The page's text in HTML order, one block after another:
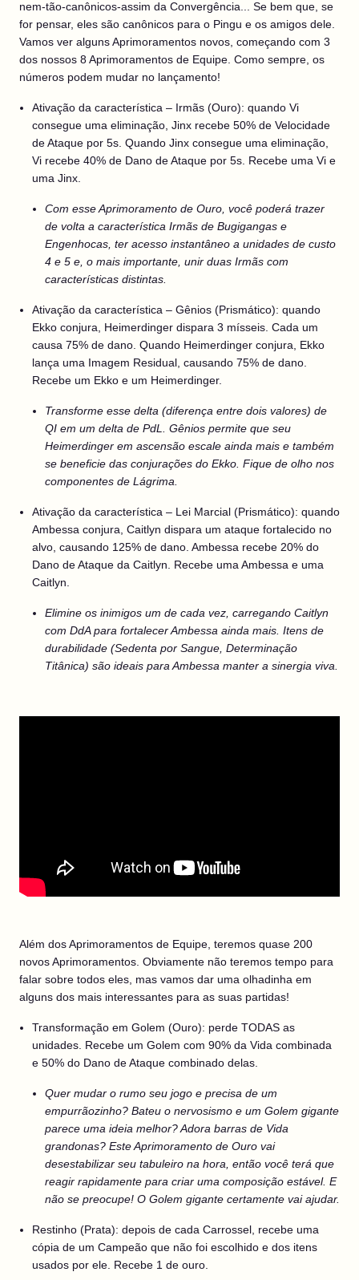
nem-tão-canônicos-assim da Convergência... Se bem que, se
for pensar, eles são canônicos para o Pingu e os amigos dele.
Vamos ver alguns Aprimoramentos novos, começando com 3
dos nossos 8 Aprimoramentos de Equipe. Como sempre, os
números podem mudar no lançamento!
Ativação da característica – Irmãs (Ouro): quando Vi
consegue uma eliminação, Jinx recebe 50% de Velocidade
de Ataque por 5s. Quando Jinx consegue uma eliminação,
Vi recebe 40% de Dano de Ataque por 5s. Recebe uma Vi e
uma Jinx.
Com esse Aprimoramento de Ouro, você poderá trazer
de volta a característica Irmãs de Bugigangas e
Engenhocas, ter acesso instantâneo a unidades de custo
4 e 5 e, o mais importante, unir duas Irmãs com
características distintas.
Ativação da característica – Gênios (Prismático): quando
Ekko conjura, Heimerdinger dispara 3 mísseis. Cada um
causa 75% de dano. Quando Heimerdinger conjura, Ekko
lança uma Imagem Residual, causando 75% de dano.
Recebe um Ekko e um Heimerdinger.
Transforme esse delta (diferença entre dois valores) de
QI em um delta de PdL. Gênios permite que seu
Heimerdinger em ascensão escale ainda mais e também
se beneficie das conjurações do Ekko. Fique de olho nos
componentes de Lágrima.
Ativação da característica – Lei Marcial (Prismático): quando
Ambessa conjura, Caitlyn dispara um ataque fortalecido no
alvo, causando 125% de dano. Ambessa recebe 20% do
Dano de Ataque da Caitlyn. Recebe uma Ambessa e uma
Caitlyn.
Elimine os inimigos um de cada vez, carregando Caitlyn
com DdA para fortalecer Ambessa ainda mais. Itens de
durabilidade (Sedenta por Sangue, Determinação
Titânica) são ideais para Ambessa manter a sinergia viva.
Além dos Aprimoramentos de Equipe, teremos quase 200
novos Aprimoramentos. Obviamente não teremos tempo para
falar sobre todos eles, mas vamos dar uma olhadinha em
alguns dos mais interessantes para as suas partidas!
Transformação em Golem (Ouro): perde TODAS as
unidades. Recebe um Golem com 90% da Vida combinada
e 50% do Dano de Ataque combinado delas.
Quer mudar o rumo seu jogo e precisa de um
empurrãozinho? Bateu o nervosismo e um Golem gigante
parece uma ideia melhor? Adora barras de Vida
grandonas? Este Aprimoramento de Ouro vai
desestabilizar seu tabuleiro na hora, então você terá que
reagir rapidamente para criar uma composição estável. E
não se preocupe! O Golem gigante certamente vai ajudar.
Restinho (Prata): depois de cada Carrossel, recebe uma
cópia de um Campeão que não foi escolhido e dos itens
usados por ele. Recebe 1 de ouro.